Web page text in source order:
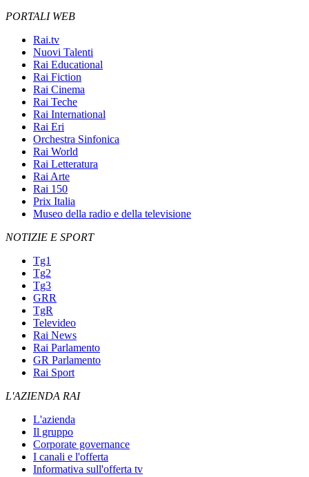
PORTALI WEB
Rai.tv
Nuovi Talenti
Rai Educational
Rai Fiction
Rai Cinema
Rai Teche
Rai International
Rai Eri
Orchestra Sinfonica
Rai World
Rai Letteratura
Rai Arte
Rai 150
Prix Italia
Museo della radio e della televisione
NOTIZIE E SPORT
Tg1
Tg2
Tg3
GRR
TgR
Televideo
Rai News
Rai Parlamento
GR Parlamento
Rai Sport
L'AZIENDA RAI
L'azienda
Il gruppo
Corporate governance
I canali e l'offerta
Informativa sull'offerta tv